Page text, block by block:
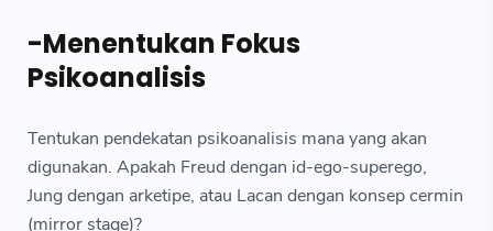
-Menentukan Fokus
Psikoanalisis
Tentukan pendekatan psikoanalisis mana yang akan
digunakan. Apakah Freud dengan id-ego-superego,
Jung dengan arketipe, atau Lacan dengan konsep cermin
(mirror stage)?